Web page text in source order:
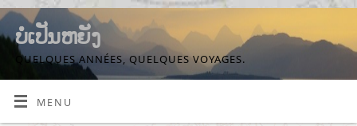
ບໍ່ເປັນຫຍັງ
QUELQUES ANNÉES, QUELQUES VOYAGES.
MENU